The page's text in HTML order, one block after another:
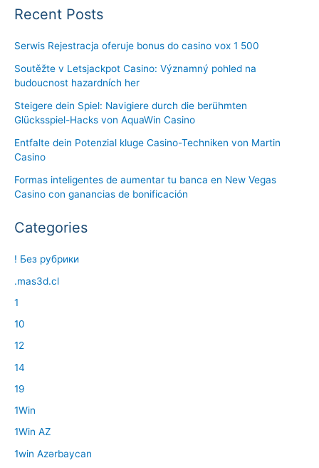
Recent Posts
Serwis Rejestracja oferuje bonus do casino vox 1 500
Soutěžte v Letsjackpot Casino: Významný pohled na
budoucnost hazardních her
Steigere dein Spiel: Navigiere durch die berühmten
Glücksspiel-Hacks von AquaWin Casino
Entfalte dein Potenzial kluge Casino-Techniken von Martin
Casino
Formas inteligentes de aumentar tu banca en New Vegas
Casino con ganancias de bonificación
Categories
! Без рубрики
.mas3d.cl
1
10
12
14
19
1Win
1Win AZ
1win Azərbaycan